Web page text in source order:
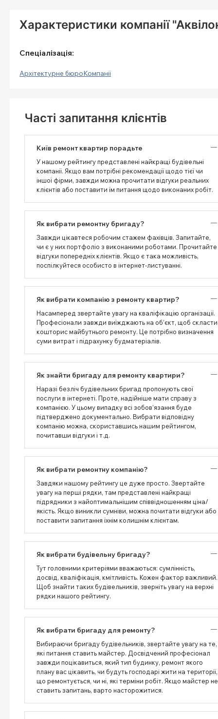
Характеристики компанії
Спеціалізація:
Архітектурне бюроКомпанії
Часті запитання клієнтів
Київ ремонт квартир порадьте
У нашому рейтингу представлені найкращі будівельні
компанії. Якщо вам потрібні рекомендації щодо тієї чи
іншої фірми, завжди можна прочитати відгуки реальних
клієнтів або поставити їм питання щодо виконаних робіт.
Як вибрати ремонтну бригаду?
Завжди цікавтеся робочим стажем фахівців. Запитайте,
чи є у них портфоліо з виконаними роботами. Прочитайте
відгуки попередніх клієнтів. Якщо є така можливість,
поспілкуйтеся особисто в інтернет-листуванні.
Як вибрати компанію з ремонту квартир?
Насамперед звертайте увагу на кваліфікацію організації.
Професіонали завжди виїжджають на об’єкт, щоб скласти
кошторис майбутнього ремонту. Це потрібно визначення
суми витрат і підрахунку будматеріалів.
Як знайти бригаду для ремонту квартири?
Наразі безліч будівельних бригад пропонують свої
послуги в інтернеті. Проте, надійніше мати справу з
компанією. У цьому випадку всі зобов’язання буде
підтверджено документально. Вибрати відповідну
компанію можна, скориставшись нашим рейтингом,
почитавши відгуки і т.д.
Як вибрати ремонтну компанію?
Завдяки нашому рейтингу це дуже просто. Звертайте
увагу на перші рядки, там представлені найкращі
підрядники з найоптимальнішим співвідношенням ціна/
якість. Якщо виникли сумніви, можна почитати відгуки або
поставити запитання їхнім колишнім клієнтам.
Як вибрати будівельну бригаду?
Тут головними критеріями вважаються: сумлінність,
досвід, кваліфікація, кмітливість. Кожен фактор важливий.
Щоб знайти таких будівельників, зверніть увагу на верхні
рядки нашого рейтингу.
Як вибрати бригаду для ремонту?
Вибираючи бригаду будівельників, звертайте увагу на те,
які питання ставить майстер. Досвідчений професіонал
завжди поцікавиться, який тип будинку, ремонт якого
плану вас цікавить, чи будуть господарі жити на території,
що ремонтується, чи ні, які терміни робіт. Якщо майстер не
ставить запитань, варто насторожитися.